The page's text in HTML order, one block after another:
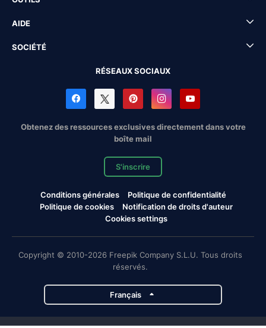
AIDE
SOCIÉTÉ
RÉSEAUX SOCIAUX
Obtenez des ressources exclusives directement dans votre
boîte mail
S'inscrire
Conditions générales
Politique de confidentialité
Politique de cookies
Notification de droits d'auteur
Cookies settings
Copyright © 2010-2026 Freepik Company S.L.U. Tous droits
réservés.
Français